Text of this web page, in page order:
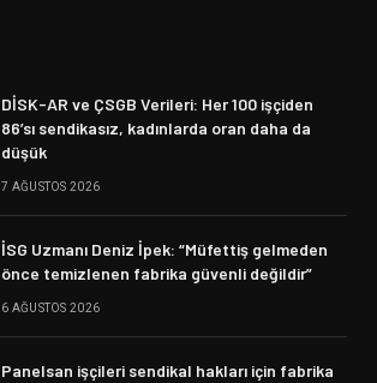
DİSK-AR ve ÇSGB Verileri: Her 100 işçiden
86’sı sendikasız, kadınlarda oran daha da
düşük
7 AĞUSTOS 2026
İSG Uzmanı Deniz İpek: “Müfettiş gelmeden
önce temizlenen fabrika güvenli değildir”
6 AĞUSTOS 2026
Panelsan işçileri sendikal hakları için fabrika